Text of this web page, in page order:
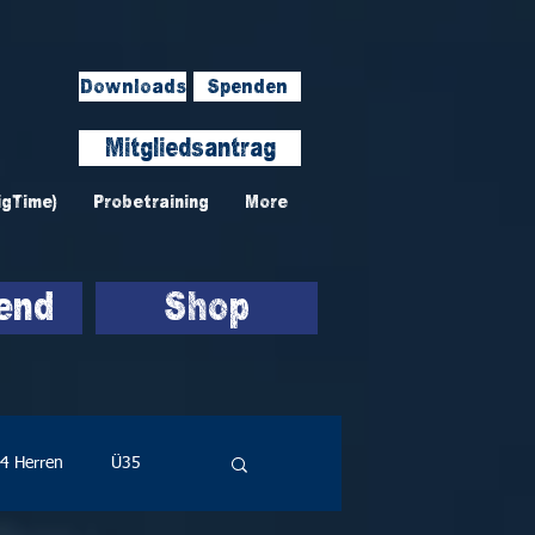
Probetraining More
Spenden
Downloads
Mitgliedsantrag
Shop
4 Herren Ü35